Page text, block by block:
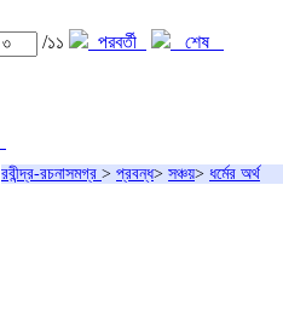
/১১ পরবর্তী
শেষ
রবীন্দ্র-রচনাসমগ্র > প্রবন্ধ> সঞ্চয়> ধর্মের অর্থ